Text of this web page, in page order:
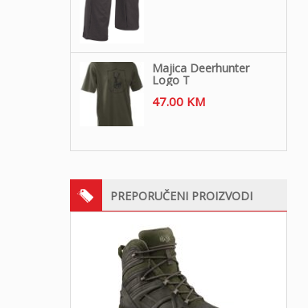
Majica Deerhunter
Logo T
47.00 KM
PREPORUČENI PROIZVODI